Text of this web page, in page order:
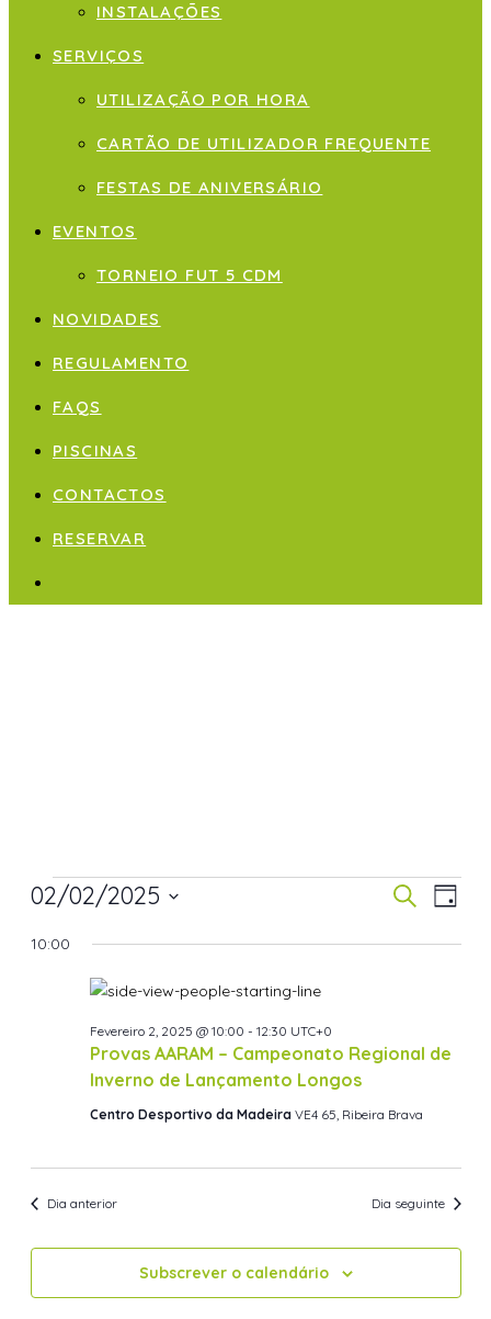
INSTALAÇÕES
SERVIÇOS
UTILIZAÇÃO POR HORA
CARTÃO DE UTILIZADOR FREQUENTE
FESTAS DE ANIVERSÁRIO
EVENTOS
TORNEIO FUT 5 CDM
NOVIDADES
REGULAMENTO
FAQS
PISCINAS
CONTACTOS
RESERVAR
de
Pesquisar
Dia
02/02/2025
a
10:00
Provas AARAM – Campeonato Regional de
Inverno de Lançamento Longos
Fevereiro 2, 2025 @ 10:00 - 12:30 UTC+0
Centro Desportivo da Madeira VE4 65, Ribeira Brava
Dia anterior Dia seguinte
Subscrever o calendário